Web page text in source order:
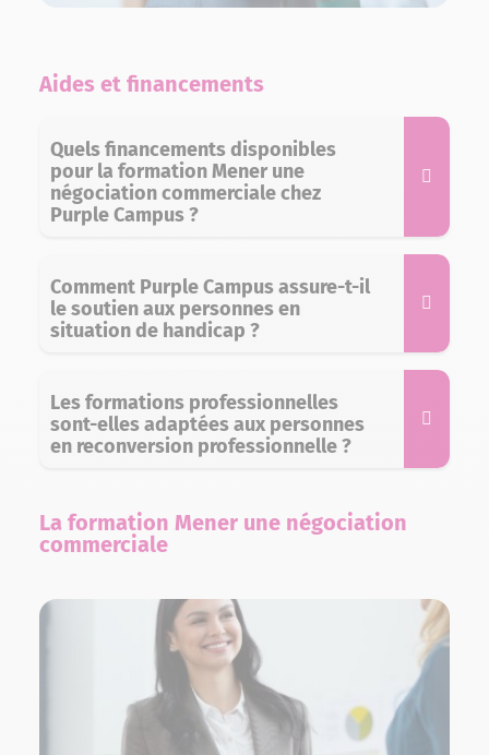
Aides et financements
Quels financements disponibles
pour la formation Mener une
négociation commerciale chez
Purple Campus ?
Comment Purple Campus assure-t-il
le soutien aux personnes en
situation de handicap ?
Les formations professionnelles
sont-elles adaptées aux personnes
en reconversion professionnelle ?
La formation Mener une négociation
commerciale